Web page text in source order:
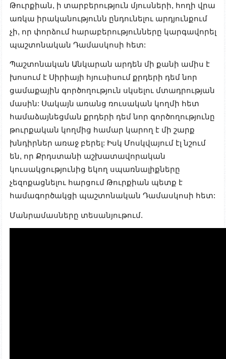
Թուրքիան, ի տարբերություն մյուսների, հողի վրա
առկա իրականությունն ընդունելու արդյունքում
չի, որ փորձում հարաբերությունները կարգավորել
պաշտոնական Դամասկոսի հետ:
Պաշտոնական Անկարան արդեն մի քանի ամիս է
խոսում է Սիրիայի հյուսիսում քրդերի դեմ նոր
ցամաքային գործողություն սկսելու մտադրության
մասին: Սակայն առանց ռուսական կողմի հետ
համաձայնեցման քրդերի դեմ նոր գործողությունը
թուրքական կողմից համար կարող է մի շարք
խնդիրներ առաջ բերել: Իսկ Մոսկվայում էլ նշում
են, որ Քրդստանի աշխատավորական
կուսակցությունից եկող սպառնալիքները
չեզոքացնելու հարցում Թուրքիան պետք է
համագործակցի պաշտոնական Դամասկոսի հետ:
Մանրամասները տեսանյութում.